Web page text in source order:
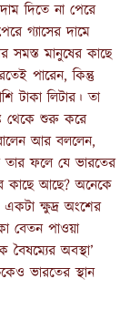
দিতে না পেরে
গ্যাসের দামে
সমস্ত মানুষের কাছে
পারেন, কিন্তু
টাকা লিটার। তা
থেকে শুরু করে
আর বললেন,
তার ফলে যে ভারতের
কাছে আছে? অনেকে
ক্ষুদ্র অংশের
বেতন পাওয়া
অবস্থা’
ভারতের স্থান